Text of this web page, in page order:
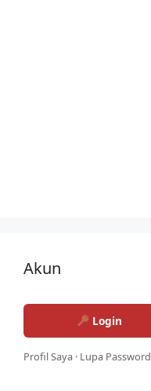
Akun
Login
Profil Saya · Lupa Password